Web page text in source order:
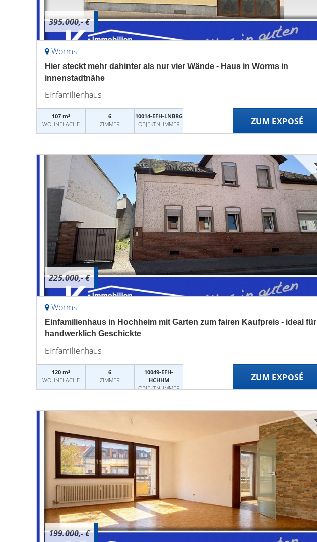
395.000,- €
Worms
Hier steckt mehr dahinter als nur vier Wände - Haus in Worms in
innenstadtnähe
Einfamilienhaus
107 m²
WOHNFLÄCHE
6
ZIMMER
10014-EFH-LNBRG
OBJEKTNUMMER
ZUM EXPOSÉ
225.000,- €
Worms
Einfamilienhaus in Hochheim mit Garten zum fairen Kaufpreis - ideal für
handwerklich Geschickte
Einfamilienhaus
120 m²
WOHNFLÄCHE
6
ZIMMER
10049-EFH-
HCHHM
OBJEKTNUMMER
ZUM EXPOSÉ
199.000,- €